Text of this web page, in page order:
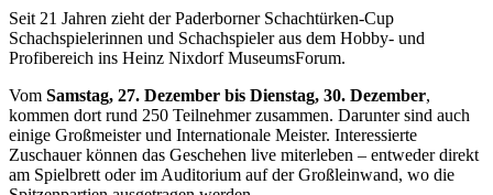
Seit 21 Jahren zieht der Paderborner Schachtürken-Cup
Schachspielerinnen und Schachspieler aus dem Hobby- und
Profibereich ins Heinz Nixdorf MuseumsForum.
Vom Samstag, 27. Dezember bis Dienstag, 30. Dezember,
kommen dort rund 250 Teilnehmer zusammen. Darunter sind auch
einige Großmeister und Internationale Meister. Interessierte
Zuschauer können das Geschehen live miterleben – entweder direkt
am Spielbrett oder im Auditorium auf der Großleinwand, wo die